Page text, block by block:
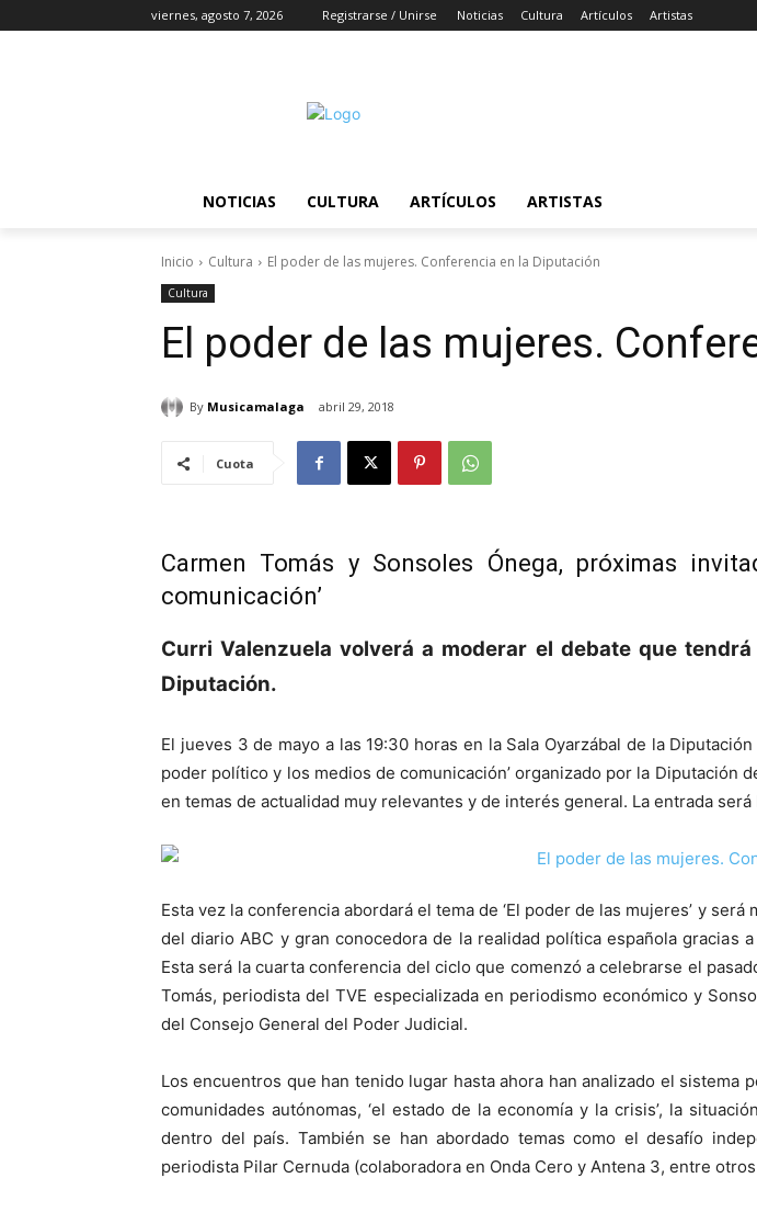
viernes, agosto 7, 2026 Registrarse / Unirse Noticias Cultura Artículos Artistas
NOTICIAS CULTURA ARTÍCULOS ARTISTAS
Inicio Cultura El poder de las mujeres. Conferencia en la Diputación
Cultura
El poder de las mujeres.
By Musicamalaga abril 29, 2018
Cuota
Carmen Tomás y Sonsoles Ónega, próximas
comunicación’
Curri Valenzuela volverá a moderar el debate que
Diputación.
El jueves 3 de mayo a las 19:30 horas en la Sala Oyarzábal de la Diputación
poder político y los medios de comunicación’ organizado por la Diputación
en temas de actualidad muy relevantes y de interés general. La entrada
Esta vez la conferencia abordará el tema de ‘El poder de las mujeres’ y
del diario ABC y gran conocedora de la realidad política española gracias
Esta será la cuarta conferencia del ciclo que comenzó a celebrarse el
Tomás, periodista del TVE especializada en periodismo económico y
del Consejo General del Poder Judicial.
Los encuentros que han tenido lugar hasta ahora han analizado el
comunidades autónomas, ‘el estado de la economía y la crisis’, la
dentro del país. También se han abordado temas como el desafío
periodista Pilar Cernuda (colaboradora en Onda Cero y Antena 3, entre